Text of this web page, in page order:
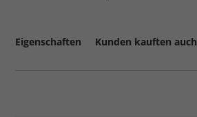
Eigenschaften Kunden kauften auch